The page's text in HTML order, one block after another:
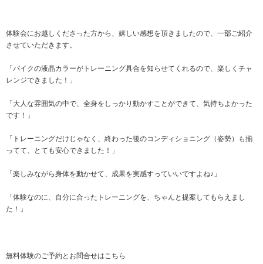
体験会にお越しくださった方から、嬉しい感想を頂きましたので、一部ご紹介
させていただきます。
「バイクの液晶カラーがトレーニング具合を知らせてくれるので、楽しくチャ
レンジできました！」
「大人な雰囲気の中で、全身をしっかり動かすことができて、気持ちよかった
です！」
「トレーニングだけじゃなく、終わった後のコンディショニング（姿勢）も揃
ってて、とても安心できました！」
「楽しみながら身体を動かせて、成果を実感すっていいですよね♪」
「体験なのに、自分に合ったトレーニングを、ちゃんと提案してもらえまし
た！」
無料体験のご予約とお問合せはこちら